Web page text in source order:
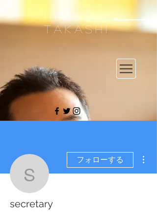
UESUGI
TAKASHI
secretary
フォローする
secretary